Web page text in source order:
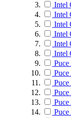
Intel
Intel
Intel
Intel
Intel
Intel